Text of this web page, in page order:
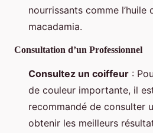
nourrissants comme l’huile
macadamia.
Consultation d’un Professionnel
Consultez un coiffeur :
de couleur importante, il
recommandé de consulter
obtenir les meilleurs